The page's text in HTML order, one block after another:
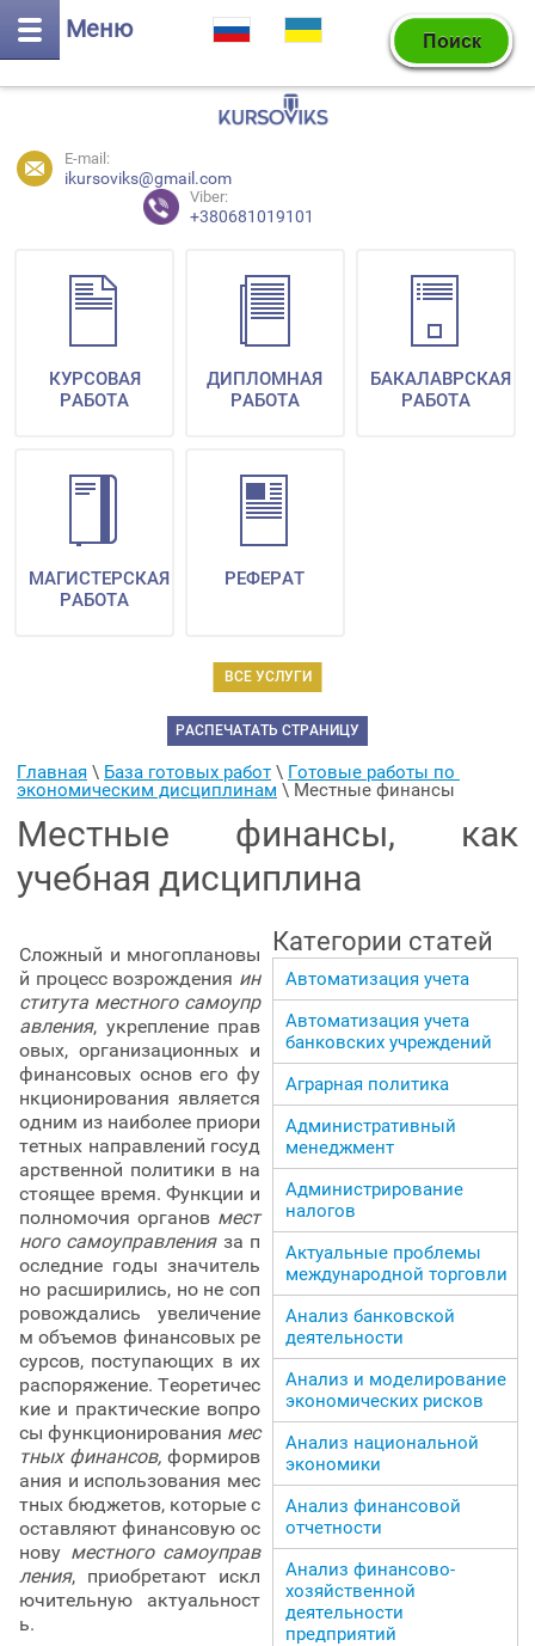
Меню
E-mail:
ikursoviks@gmail.com
Viber:
+380681019101
ВСЕ УСЛУГИ
КУРСОВАЯ
РАБОТА
ДИПЛОМНАЯ
РАБОТА
БАКАЛАВРСКАЯ
РАБОТА
МАГИСТЕРСКАЯ
РАБОТА
РЕФЕРАТ
РАСПЕЧАТАТЬ СТРАНИЦУ
Главная \ База готовых работ \ Готовые работы по
экономическим дисциплинам \ Местные финансы
Местные финансы, как
учебная дисциплина
Сложный и многоплановы
й процесс возрождения ин
ститута местного самоупр
авления, укрепление прав
овых, организационных и
финансовых основ его фу
нкционирования является
одним из наиболее приори
тетных направлений госуд
арственной политики в на
стоящее время. Функции и
полномочия органов мест
ного самоуправленияза п
оследние годы значитель
но расширились, но не соп
ровождались увеличение
м объемов финансовых ре
сурсов, поступающих в их
распоряжение. Теоретичес
кие и практические вопро
сы функционирования мес
тных финансов, формиров
ания и использования мес
тных бюджетов, которые с
оставляют финансовую ос
нову местного самоуправ
ления, приобретают искл
ючительную актуальност
ь.
Категории статей
Автоматизация учета
Автоматизация учета
банковских учреждений
Аграрная политика
Административный
менеджмент
Администрирование
налогов
Актуальные проблемы
международной торговли
Анализ банковской
деятельности
Анализ и моделирование
экономических рисков
Анализ национальной
экономики
Анализ финансовой
отчетности
Анализ финансово-
хозяйственной
деятельности
предприятий